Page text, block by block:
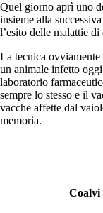
Quel giorno aprì uno
insieme alla
l’esito delle malattie
La tecnica ovviamente
un animale infetto
laboratorio
sempre lo stesso e il
vacche affette dal
memoria.
Coalvi